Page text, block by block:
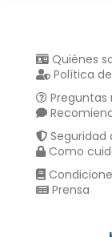
Quiénes
Política
Seguridad
Como
Prensa